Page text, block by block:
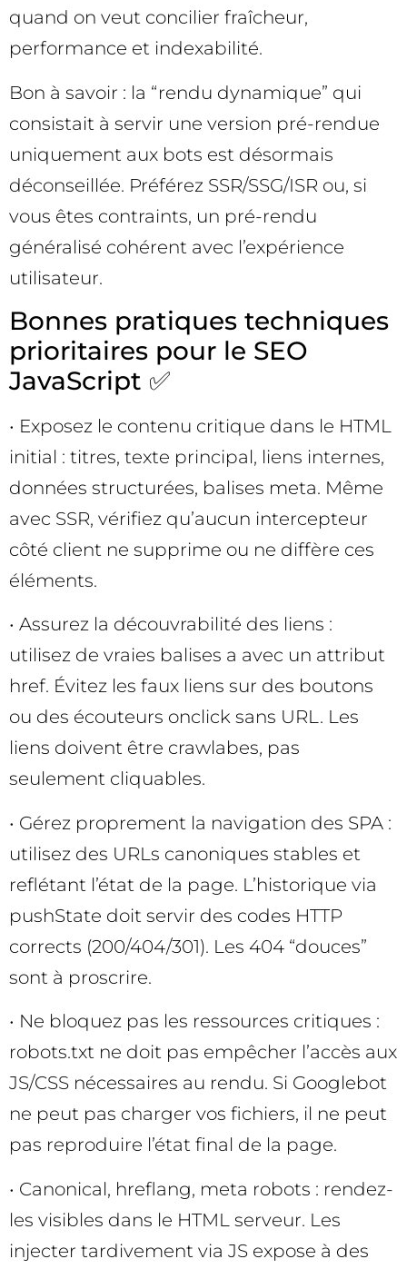
quand on veut concilier fraîcheur,
performance et indexabilité.
Bon à savoir : la “rendu dynamique” qui
consistait à servir une version pré-rendue
uniquement aux bots est désormais
déconseillée. Préférez SSR/SSG/ISR ou, si
vous êtes contraints, un pré-rendu
généralisé cohérent avec l’expérience
utilisateur.
Bonnes pratiques techniques
prioritaires pour le SEO
JavaScript ✅
• Exposez le contenu critique dans le HTML
initial : titres, texte principal, liens internes,
données structurées, balises meta. Même
avec SSR, vérifiez qu’aucun intercepteur
côté client ne supprime ou ne diffère ces
éléments.
• Assurez la découvrabilité des liens :
utilisez de vraies balises a avec un attribut
href. Évitez les faux liens sur des boutons
ou des écouteurs onclick sans URL. Les
liens doivent être crawlabes, pas
seulement cliquables.
• Gérez proprement la navigation des SPA :
utilisez des URLs canoniques stables et
reflétant l’état de la page. L’historique via
pushState doit servir des codes HTTP
corrects (200/404/301). Les 404 “douces”
sont à proscrire.
• Ne bloquez pas les ressources critiques :
robots.txt ne doit pas empêcher l’accès aux
JS/CSS nécessaires au rendu. Si Googlebot
ne peut pas charger vos fichiers, il ne peut
pas reproduire l’état final de la page.
• Canonical, hreflang, meta robots : rendez-
les visibles dans le HTML serveur. Les
injecter tardivement via JS expose à des